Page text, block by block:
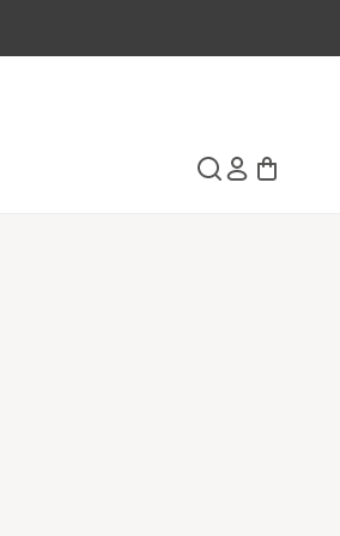
Recherche
Connexion
Panier